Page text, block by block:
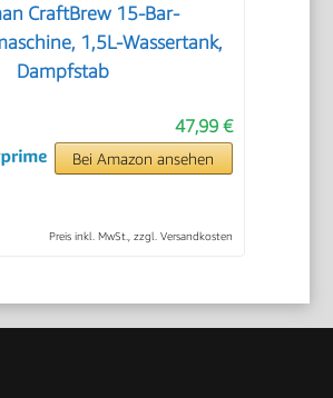
CraftBrew 15-Bar-
1,5L-Wassertank,
Dampfstab
47,99 €
Bei Amazon ansehen
Preis inkl. MwSt., zzgl. Versandkosten